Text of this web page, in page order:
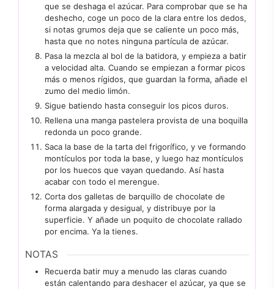
que se deshaga el azúcar. Para comprobar que se ha
deshecho, coge un poco de la clara entre los dedos,
si notas grumos deja que se caliente un poco más,
hasta que no notes ninguna partícula de azúcar.
Pasa la mezcla al bol de la batidora, y empieza a batir
a velocidad alta. Cuando se empiezan a formar picos
más o menos rígidos, que guardan la forma, añade el
zumo del medio limón.
Sigue batiendo hasta conseguir los picos duros.
Rellena una manga pastelera provista de una boquilla
redonda un poco grande.
Saca la base de la tarta del frigorífico, y ve formando
montículos por toda la base, y luego haz montículos
por los huecos que vayan quedando. Así hasta
acabar con todo el merengue.
Corta dos galletas de barquillo de chocolate de
forma alargada y desigual, y distribuye por la
superficie. Y añade un poquito de chocolate rallado
por encima. Ya la tienes.
NOTAS
Recuerda batir muy a menudo las claras cuando
están calentando para deshacer el azúcar, ya que se